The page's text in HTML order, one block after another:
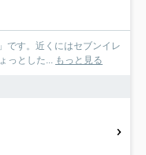
です。近くにはセブンイレ
っとした... もっと見る